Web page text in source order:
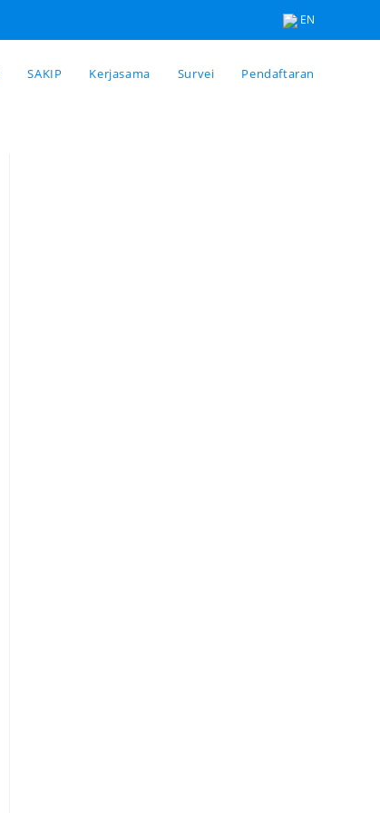
EN
SAKIP Kerjasama Survei Pendaftaran